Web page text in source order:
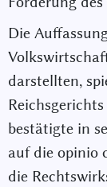
Die
darstellten,
bestätigte in
auf die opinio
die